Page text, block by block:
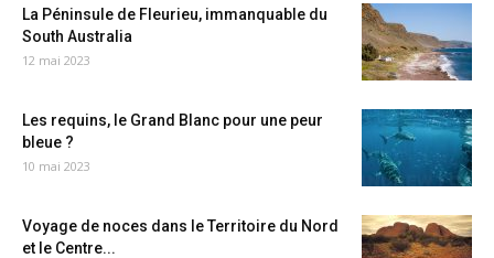
La Péninsule de Fleurieu, immanquable du
South Australia
12 mai 2023
Les requins, le Grand Blanc pour une peur
bleue ?
10 mai 2023
Voyage de noces dans le Territoire du Nord
et le Centre...